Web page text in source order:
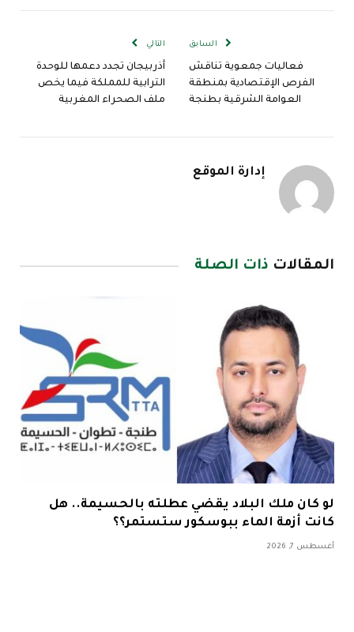
السابق
فعاليات جمعوية تناقش
الفرص الإقتصادية بمنطقة
العوامة الشرقية بطنجة
التالي
أذربيجان تجدد دعمها للوحدة
الترابية للمملكة فيما يخص
ملف الصحراء المغربية
إدارة الموقع
المقالات ذات الصلة
لو كان ملك البلاد يقضي عطلته بالحسيمة.. هل
كانت أزمة الماء ببوسكور ستستمر؟؟
أغسطس 7, 2026